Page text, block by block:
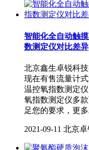
智能化全自动触
数测定仪对比差异
北京鑫生卓锐科
现在有售流量计
温控氧指数测定
氧指数测定仪多
足您的要求，更
2021-09-11 北京